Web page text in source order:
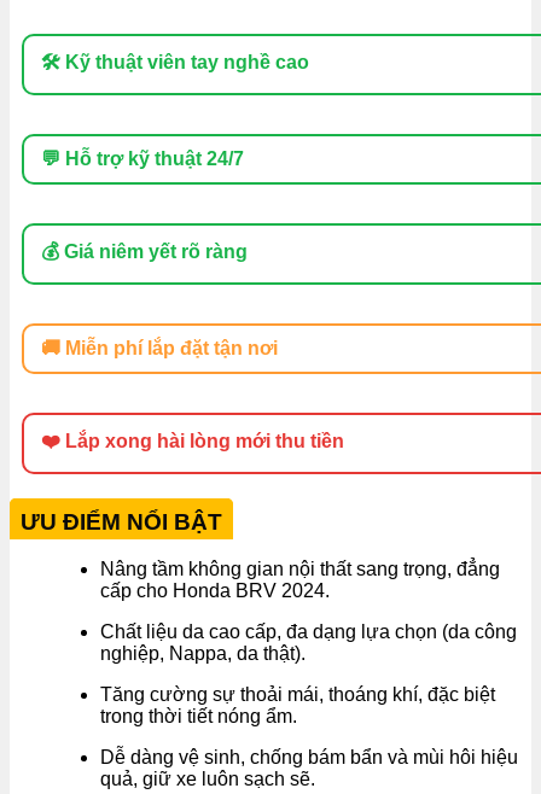
🛠 Kỹ thuật viên tay nghề cao
💬 Hỗ trợ kỹ thuật 24/7
💰 Giá niêm yết rõ ràng
🚚 Miễn phí lắp đặt tận nơi
❤️ Lắp xong hài lòng mới thu tiền
ƯU ĐIỂM NỔI BẬT
Nâng tầm không gian nội thất sang trọng, đẳng
cấp cho Honda BRV 2024.
Chất liệu da cao cấp, đa dạng lựa chọn (da công
nghiệp, Nappa, da thật).
Tăng cường sự thoải mái, thoáng khí, đặc biệt
trong thời tiết nóng ẩm.
Dễ dàng vệ sinh, chống bám bẩn và mùi hôi hiệu
quả, giữ xe luôn sạch sẽ.